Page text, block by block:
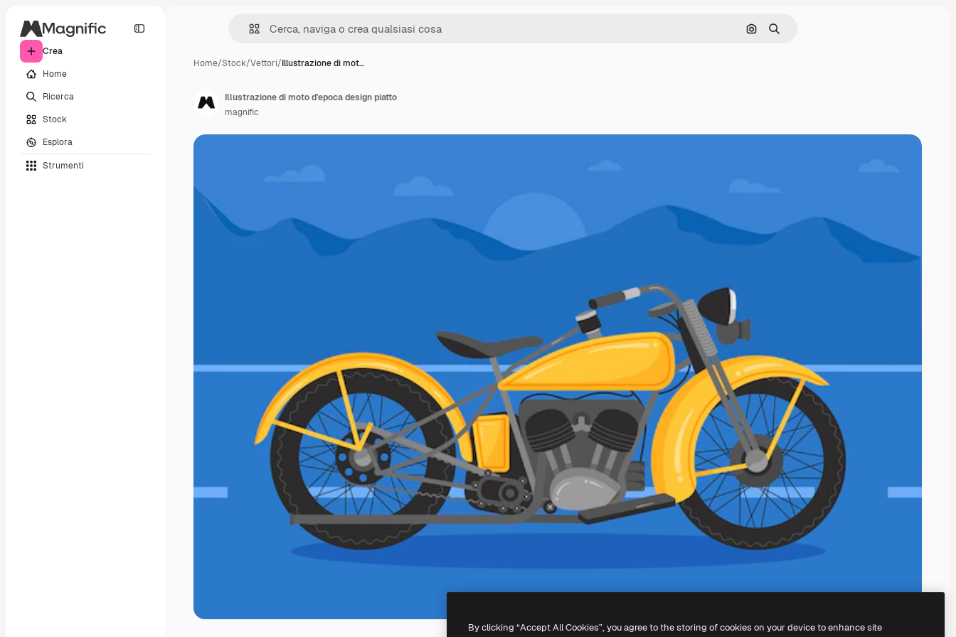
Crea
Home
Ricerca
Stock
Esplora
Strumenti
Cerca per immagine
Ricerca
Home/Stock/Vettori/Illustrazione di mot…
Illustrazione di moto d'epoca design piatto
magnific
By clicking “Accept All Cookies”, you agree to the storing of cookies on your device to enhance site